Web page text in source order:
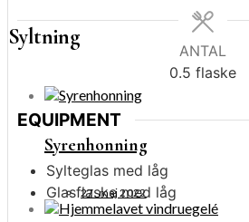
Syltning
Syrenhonning
27. maj 2022
ANTAL
0.5 flaske
EQUIPMENT
Sylteglas med låg
Glasflaske med låg